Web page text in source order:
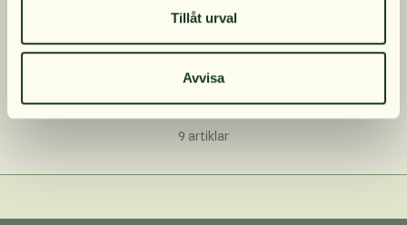
Tillåt urval
Avvisa
556 kr
9 artiklar